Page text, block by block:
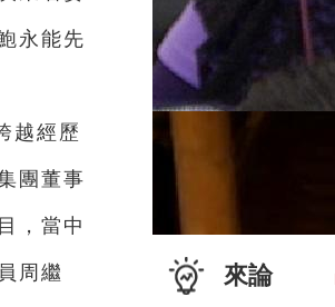
永能先
越經歷
團董事
，當中
周繼 來論